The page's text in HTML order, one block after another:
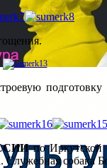
по Иркутской
собака